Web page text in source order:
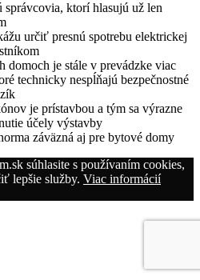
ktorí hlasujú už len
určiť presnú spotrebu elektrickej
domoch je stále v prevádzke viac
technicky nespĺňajú bezpečnostné
je prístavbou a tým sa výrazne
účely výstavby
záväzná aj pre bytové domy
súhlasite s používaním cookies,
lepšie služby. Viac informácií